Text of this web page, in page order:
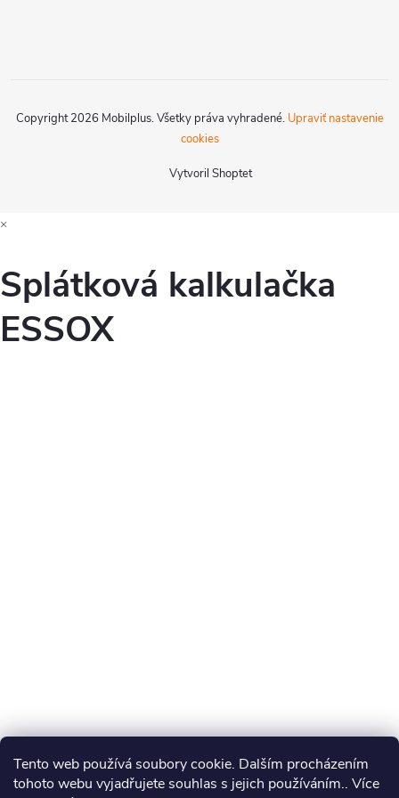
Tento web používá soubory cookie. Dalším procházením
tohoto webu vyjadřujete souhlas s jejich používáním.. Více
Vytvoril Shoptet
Copyright 2026 Mobilplus. Všetky práva vyhradené. Upraviť nastavenie
cookies
×
Splátková kalkulačka
ESSOX